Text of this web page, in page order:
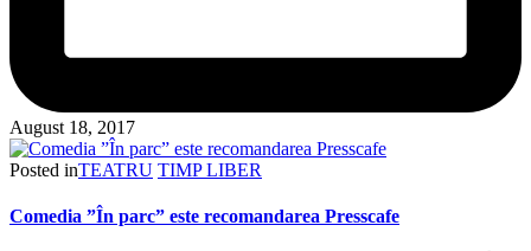
August 18, 2017
Posted inTEATRU TIMP LIBER
Comedia ”În parc” este recomandarea Presscafe